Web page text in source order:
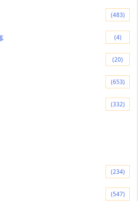
(483)
(4)
(20)
(653)
(332)
(234)
(547)